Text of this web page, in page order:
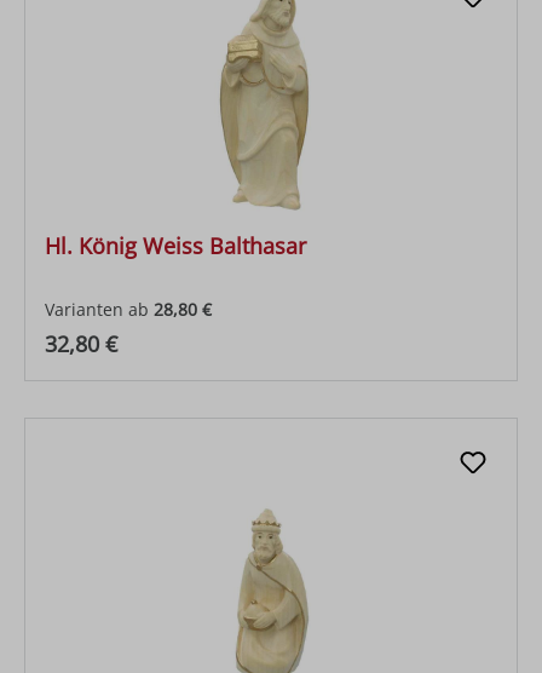
Hl. König Weiss Balthasar
Varianten ab 28,80 €
Regulärer Preis:
32,80 €